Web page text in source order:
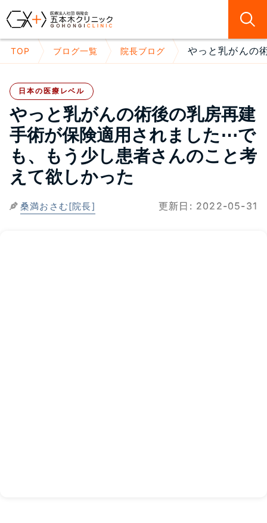
TOP ブログ一覧 院長ブログ やっと乳がんの
日本の医療レベル
やっと乳がんの術後の乳房再建
手術が保険適用されました⋯で
も、もう少し患者さんのこと考
えて欲しかった
桑満おさむ[院長] 更新日: 2022-05-31